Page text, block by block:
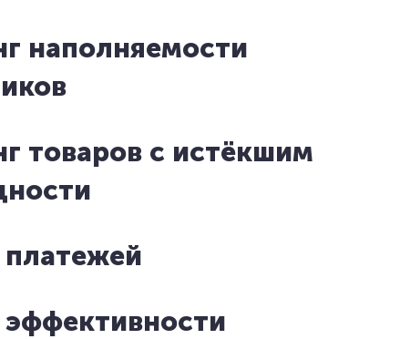
наполняемости
товаров с истёкшим